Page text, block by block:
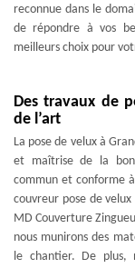
reconnue dans le
de répondre à vos
meilleurs choix pour
Des travaux de
de l’art
La pose de velux à
et maîtrise de la
commun et conforme
couvreur pose de
MD Couverture
nous munirons des
le chantier. De plus,